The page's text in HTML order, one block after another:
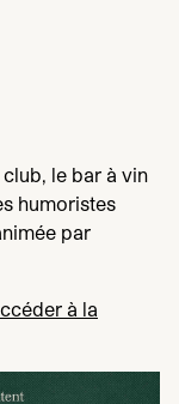
le bar à vin
humoristes
par
à la